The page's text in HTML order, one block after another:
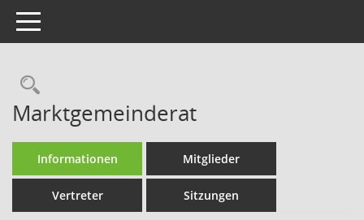
Toggle navigation
Rechercheauswahl
Marktgemeinderat
Informationen Mitglieder
Vertreter Sitzungen